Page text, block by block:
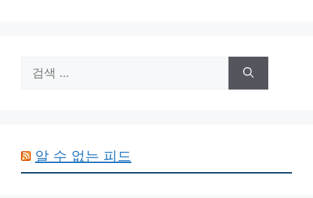
색:
알 수 없는 피드